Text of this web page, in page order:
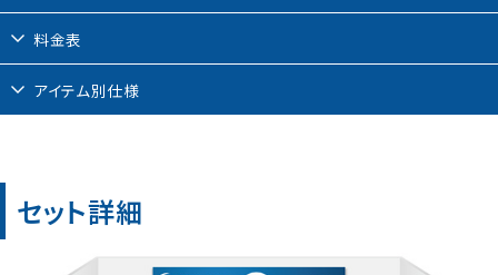
料金表
アイテム別仕様
セット詳細